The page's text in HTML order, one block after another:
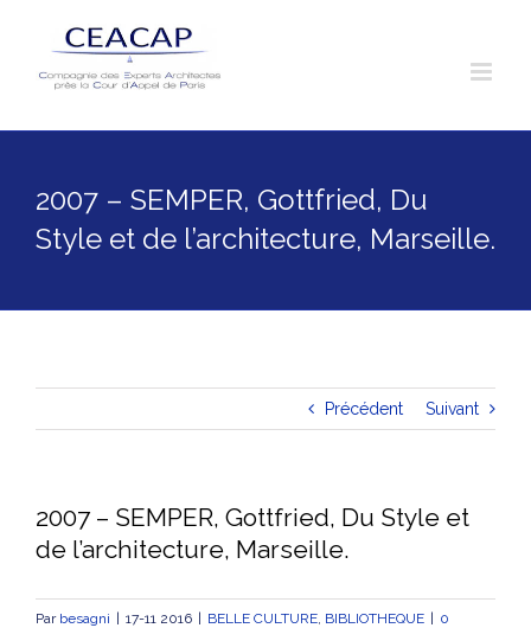
content
2007 – SEMPER, Gottfried, Du
Style et de l’architecture, Marseille.
Précédent Suivant
2007 – SEMPER, Gottfried, Du Style et
de l’architecture, Marseille.
Par besagni 17-11 2016 BELLE CULTURE, BIBLIOTHEQUE
0